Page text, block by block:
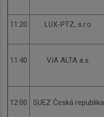
11:20 LUX-PTZ, s.r.o.
11:40 VIA ALTA a.s.
12:00 SUEZ Česká republika